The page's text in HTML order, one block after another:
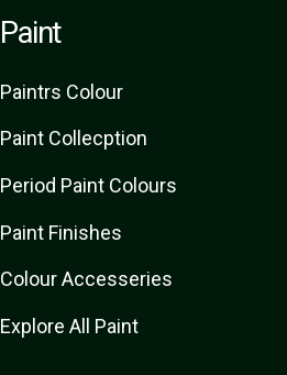
Paint
Paintrs Colour
Paint Collecption
Period Paint Colours
Paint Finishes
Colour Accesseries
Explore All Paint